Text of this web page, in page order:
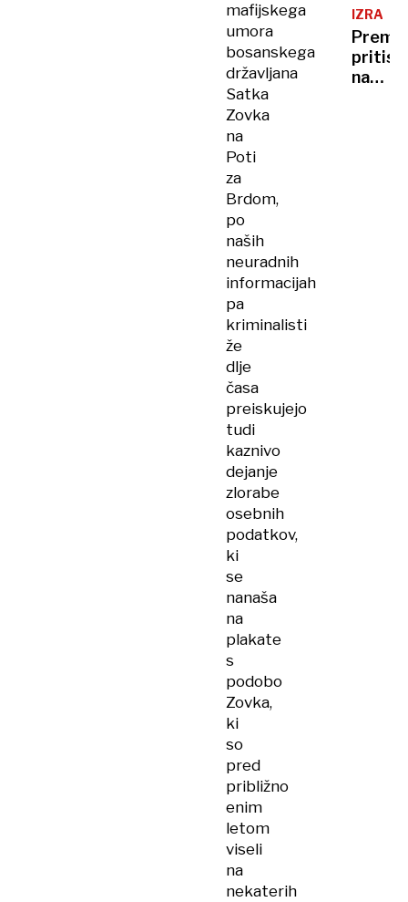
mafijskega
umora
bosanskega
državljana
Satka
Zovka
na
Poti
za
Brdom,
po
naših
neuradnih
informacijah
pa
kriminalisti
že
dlje
časa
preiskujejo
tudi
kaznivo
dejanje
zlorabe
osebnih
podatkov,
ki
se
nanaša
na
plakate
s
podobo
Zovka,
ki
so
pred
približno
enim
letom
viseli
na
nekaterih
IZRAEL
na